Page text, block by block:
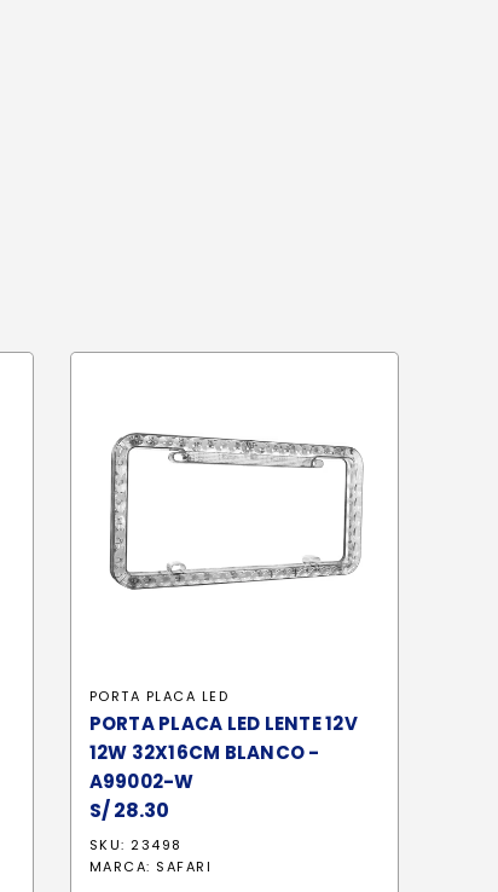
PORTA PLACA LED
PORTA PLACA LED LENTE 12V
12W 32X16CM BLANCO -
A99002-W
S/28.30
SKU: 23498
MARCA: SAFARI